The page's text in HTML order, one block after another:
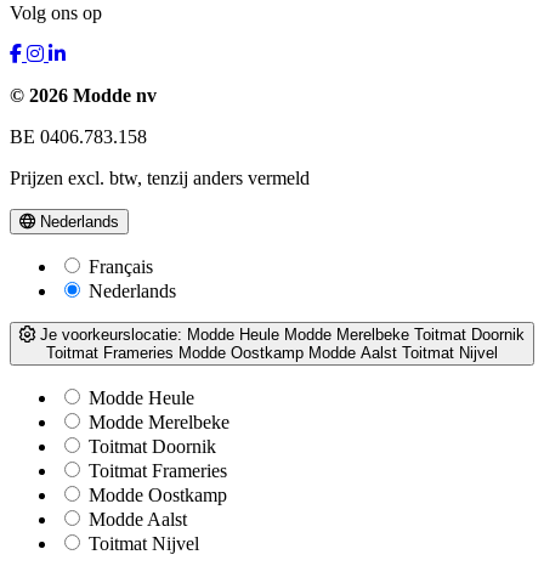
Volg ons op
© 2026 Modde nv
BE 0406.783.158
Prijzen excl. btw, tenzij anders vermeld
Nederlands
Français
Nederlands
Je voorkeurslocatie: Modde Heule Modde Merelbeke Toitmat Doornik
Toitmat Frameries Modde Oostkamp Modde Aalst Toitmat Nijvel
Modde Heule
Modde Merelbeke
Toitmat Doornik
Toitmat Frameries
Modde Oostkamp
Modde Aalst
Toitmat Nijvel